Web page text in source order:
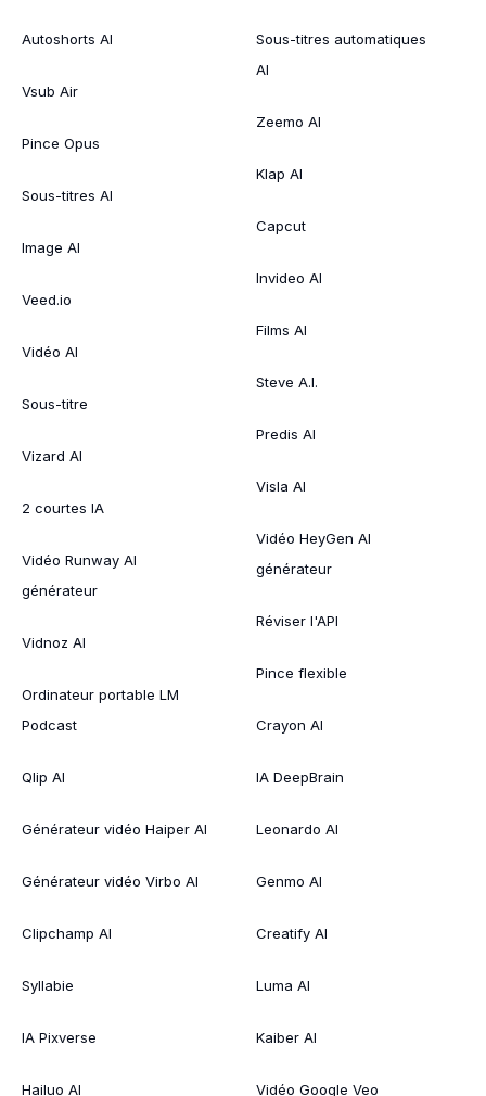
Autoshorts AI
Vsub Air
Pince Opus
Sous-titres AI
Image AI
Veed.io
Vidéo AI
Sous-titre
Vizard AI
2 courtes IA
Vidéo Runway AI
générateur
Vidnoz AI
Ordinateur portable LM
Podcast
Qlip AI
Générateur vidéo Haiper AI
Générateur vidéo Virbo AI
Clipchamp AI
Syllabie
IA Pixverse
Hailuo AI
Sous-titres automatiques
AI
Zeemo AI
Klap AI
Capcut
Invideo AI
Films AI
Steve A.I.
Predis AI
Visla AI
Vidéo HeyGen AI
générateur
Réviser l'API
Pince flexible
Crayon AI
IA DeepBrain
Leonardo AI
Genmo AI
Creatify AI
Luma AI
Kaiber AI
Vidéo Google Veo